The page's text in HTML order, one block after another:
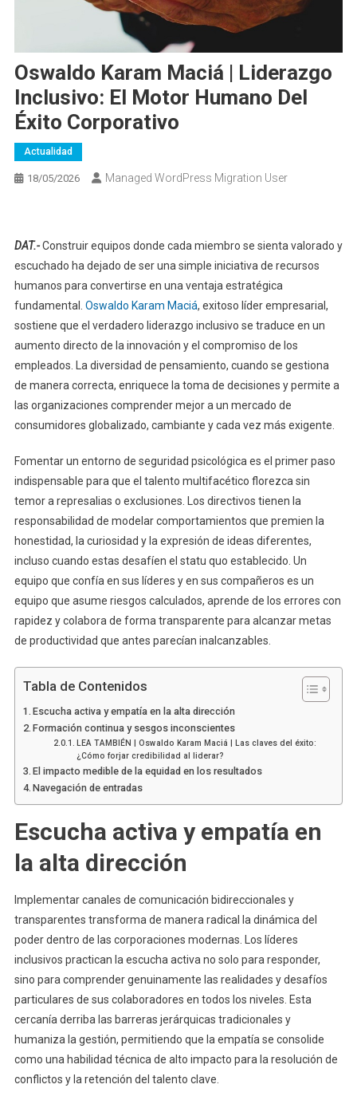
Oswaldo Karam Maciá | Liderazgo
Inclusivo: El Motor Humano Del
Éxito Corporativo
Actualidad
18/05/2026 Managed WordPress Migration User
DAT.-Construir equipos donde cada miembro se sienta valorado y
escuchado ha dejado de ser una simple iniciativa de recursos
humanos para convertirse en una ventaja estratégica
fundamental. Oswaldo Karam Maciá, exitoso líder empresarial,
sostiene que el verdadero liderazgo inclusivo se traduce en un
aumento directo de la innovación y el compromiso de los
empleados. La diversidad de pensamiento, cuando se gestiona
de manera correcta, enriquece la toma de decisiones y permite a
las organizaciones comprender mejor a un mercado de
consumidores globalizado, cambiante y cada vez más exigente.
Fomentar un entorno de seguridad psicológica es el primer paso
indispensable para que el talento multifacético florezca sin
temor a represalias o exclusiones. Los directivos tienen la
responsabilidad de modelar comportamientos que premien la
honestidad, la curiosidad y la expresión de ideas diferentes,
incluso cuando estas desafíen el statu quo establecido. Un
equipo que confía en sus líderes y en sus compañeros es un
equipo que asume riesgos calculados, aprende de los errores con
rapidez y colabora de forma transparente para alcanzar metas
de productividad que antes parecían inalcanzables.
Tabla de Contenidos
Escucha activa y empatía en la alta dirección
Formación continua y sesgos inconscientes
LEA TAMBIÉN | Oswaldo Karam Maciá | Las claves del éxito:
¿Cómo forjar credibilidad al liderar?
El impacto medible de la equidad en los resultados
Navegación de entradas
Escucha activa y empatía en
la alta dirección
Implementar canales de comunicación bidireccionales y
transparentes transforma de manera radical la dinámica del
poder dentro de las corporaciones modernas. Los líderes
inclusivos practican la escucha activa no solo para responder,
sino para comprender genuinamente las realidades y desafíos
particulares de sus colaboradores en todos los niveles. Esta
cercanía derriba las barreras jerárquicas tradicionales y
humaniza la gestión, permitiendo que la empatía se consolide
como una habilidad técnica de alto impacto para la resolución de
conflictos y la retención del talento clave.